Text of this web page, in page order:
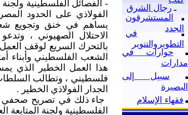
ـ رجال الشرق
المستشرقون
الجدد
في
التطويروالتنوير
حوارات في
مدارات
سبيل إلى
البصيرة
فقهاء الإسلام
- الفصائل الفلسطينية ولجنة
الفولاذي على الحدود
يساهم في خنق وتجويع
الاحتلال الصهيوني ،
بالتحرك السريع لوقف
الشعب الفلسطيني وأبناء
هذا العمل الخطير الذي
فلسطيني ، وتطالب
الجدار الفولاذي الخطير .
جاء ذلك في تصريح صحفي
الفلسطينية ولجنة المتابعة